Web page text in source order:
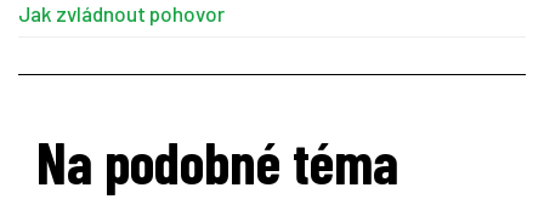
Jak zvládnout pohovor
Na podobné téma